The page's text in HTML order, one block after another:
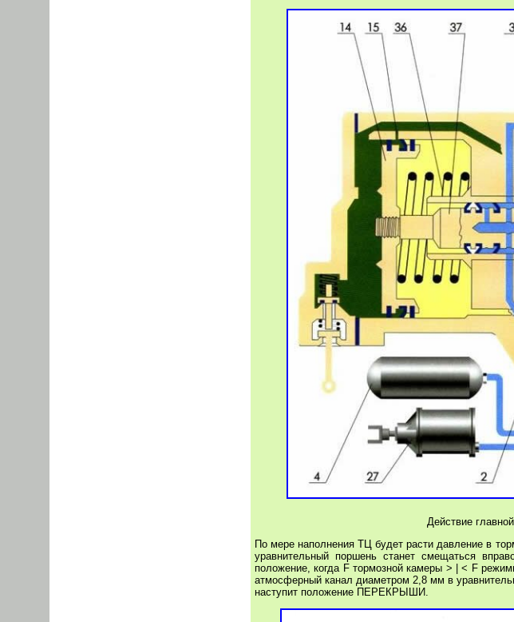
Действие
По мере наполнения ТЦ будет расти давление в
уравнительный поршень станет смещаться
положение, когда F тормозной камеры > | < F
атмосферный канал диаметром 2,8 мм в
наступит положение ПЕРЕКРЫШИ.